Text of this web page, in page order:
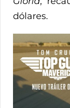
dólares.